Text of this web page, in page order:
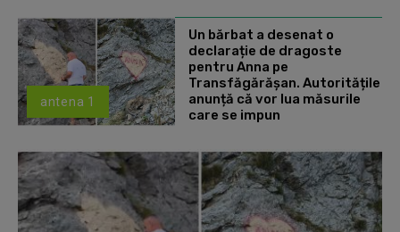
antena 1
Un bărbat a desenat o
declarație de dragoste
pentru Anna pe
Transfăgărășan. Autoritățile
anunță că vor lua măsurile
care se impun